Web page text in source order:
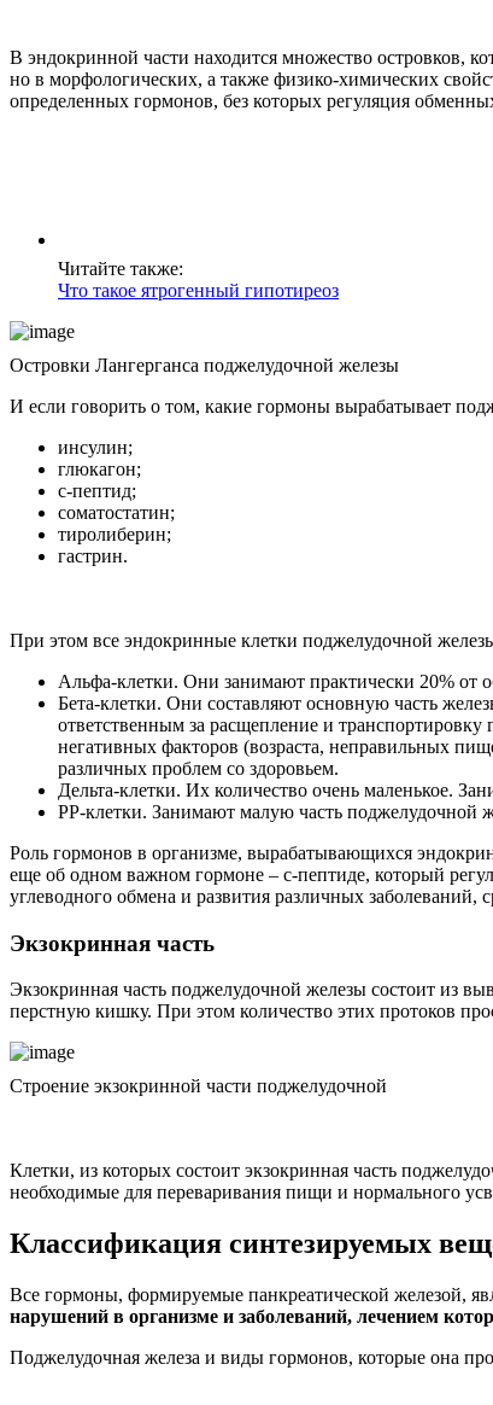
В эндокринной части находится множество островков,
но в морфологических, а также физико-химических
определенных гормонов, без которых регуляция
Читайте также:
Что такое ятрогенный гипотиреоз
Островки Лангерганса поджелудочной железы
И если говорить о том, какие гормоны вырабатывает
инсулин;
глюкагон;
с-пептид;
соматостатин;
тиролиберин;
гастрин.
При этом все эндокринные клетки поджелудочной
Альфа-клетки. Они занимают практически 20% от
Бета-клетки. Они составляют основную часть
ответственным за расщепление и
негативных факторов (возраста, неправильных
различных проблем со здоровьем.
Дельта-клетки. Их количество очень маленькое.
РР-клетки. Занимают малую часть поджелудочной
Роль гормонов в организме, вырабатывающихся
еще об одном важном гормоне – с-пептиде, который
углеводного обмена и развития различных
Экзокринная часть
Экзокринная часть поджелудочной железы состоит из
перстную кишку. При этом количество этих протоков
Строение экзокринной части поджелудочной
Клетки, из которых состоит экзокринная часть
необходимые для переваривания пищи и нормального
Классификация синтезируемых
Все гормоны, формируемые панкреатической железой,
нарушений в организме и заболеваний, лечением
Поджелудочная железа и виды гормонов, которые она